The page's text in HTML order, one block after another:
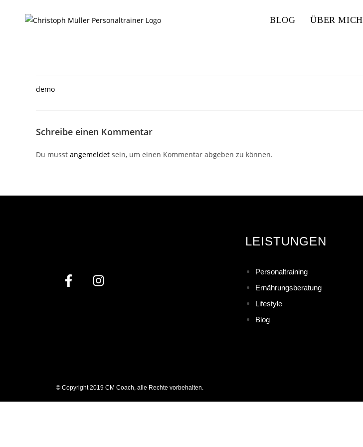
BLOG ÜBER MICH
demo
Schreibe einen Kommentar
Du musst angemeldet sein, um einen Kommentar abgeben zu können.
LEISTUNGEN
Personaltraining
Ernährungsberatung
Lifestyle
Blog
© Copyright 2019 CM Coach, alle Rechte vorbehalten.